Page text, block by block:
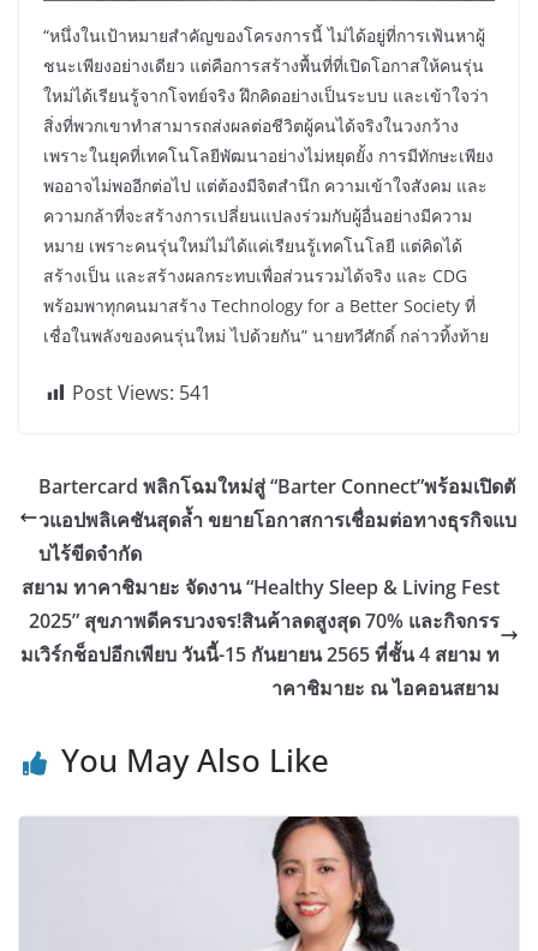
“หนึ่งในเป้าหมายสำคัญของโครงการนี้ ไม่ได้อยู่ที่การเฟ้นหาผู้
ชนะเพียงอย่างเดียว แต่คือการสร้างพื้นที่ที่เปิดโอกาสให้คนรุ่น
ใหม่ได้เรียนรู้จากโจทย์จริง ฝึกคิดอย่างเป็นระบบ และเข้าใจว่า
สิ่งที่พวกเขาทำสามารถส่งผลต่อชีวิตผู้คนได้จริงในวงกว้าง
เพราะในยุคที่เทคโนโลยีพัฒนาอย่างไม่หยุดยั้ง การมีทักษะเพียง
พออาจไม่พออีกต่อไป แต่ต้องมีจิตสำนึก ความเข้าใจสังคม และ
ความกล้าที่จะสร้างการเปลี่ยนแปลงร่วมกับผู้อื่นอย่างมีความ
หมาย เพราะคนรุ่นใหม่ไม่ได้แค่เรียนรู้เทคโนโลยี แต่คิดได้
สร้างเป็น และสร้างผลกระทบเพื่อส่วนรวมได้จริง และ CDG
พร้อมพาทุกคนมาสร้าง Technology for a Better Society ที่
เชื่อในพลังของคนรุ่นใหม่ ไปด้วยกัน” นายทวีศักดิ์ กล่าวทิ้งท้าย
Post Views: 541
Bartercard พลิกโฉมใหม่สู่ “Barter Connect”พร้อมเปิดตั
วแอปพลิเคชันสุดล้ำ ขยายโอกาสการเชื่อมต่อทางธุรกิจแบ
บไร้ขีดจำกัด
สยาม ทาคาชิมายะ จัดงาน “Healthy Sleep & Living Fest
2025” สุขภาพดีครบวงจร!สินค้าลดสูงสุด 70% และกิจกรร
มเวิร์กช็อปอีกเพียบ วันนี้-15 กันยายน 2565 ที่ชั้น 4 สยาม ท
าคาชิมายะ ณ ไอคอนสยาม
You May Also Like